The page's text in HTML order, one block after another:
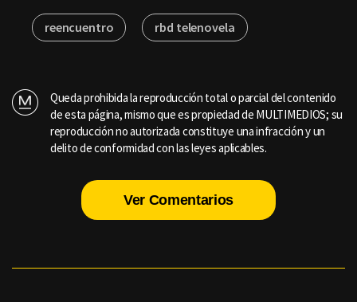
reencuentro rbd telenovela
Queda prohibida la reproducción total o parcial del contenido
de esta página, mismo que es propiedad de MULTIMEDIOS; su
reproducción no autorizada constituye una infracción y un
delito de conformidad con las leyes aplicables.
Ver Comentarios